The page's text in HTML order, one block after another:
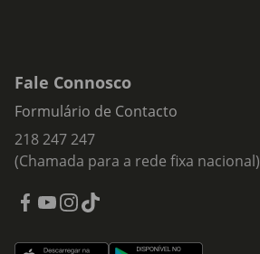
Fale Connosco
Formulário de Contacto
218 247 247
(Chamada para a rede fixa nacional)